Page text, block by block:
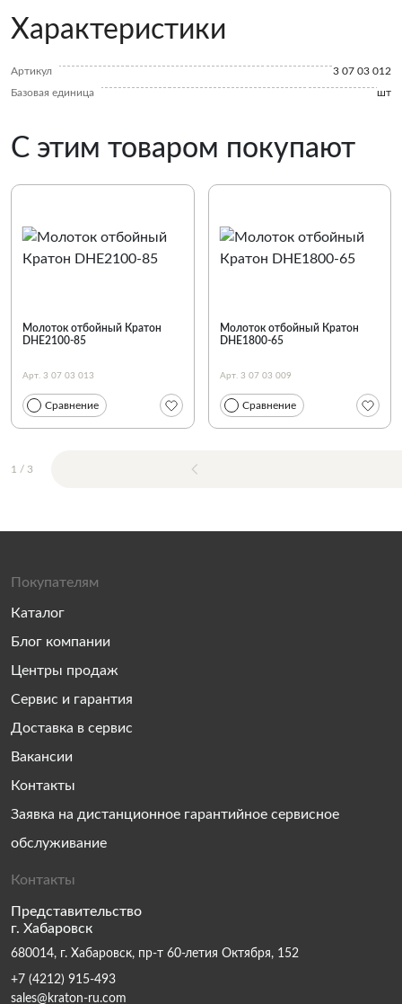
Характеристики
Артикул
3 07 03 012
Базовая единица
шт
С этим товаром покупают
Молоток отбойный Кратон
DHE2100-85
Арт. 3 07 03 013
Сравнение
Молоток отбойный Кратон
DHE1800-65
Арт. 3 07 03 009
Сравнение
1 / 3
Покупателям
Каталог
Блог компании
Центры продаж
Сервис и гарантия
Доставка в сервис
Вакансии
Контакты
Заявка на дистанционное гарантийное сервисное
обслуживание
Контакты
Представительство
г. Хабаровск
680014, г. Хабаровск, пр-т 60-летия Октября, 152
+7 (4212) 915-493
sales@kraton-ru.com